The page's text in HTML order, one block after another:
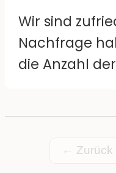
„Haltbarkeit“
der Sticker
nichts zu
Wir sind
Nachfrage
die Anzahl
wie
← Zurück